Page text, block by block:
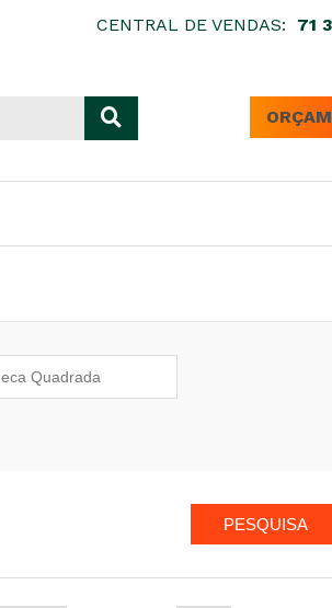
CENTRAL DE VENDAS: 71